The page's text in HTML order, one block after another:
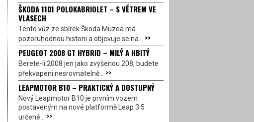
ŠKODA 1101 POLOKABRIOLET – S VĚTREM VE
VLASECH
Tento vůz ze sbírek Škoda Muzea má
pozoruhodnou historii a objevuje se na... >>
PEUGEOT 2008 GT HYBRID – MILÝ A HBITÝ
Berete-li 2008 jen jako zvýšenou 208, budete
překvapeni nesrovnatelně... >>
LEAPMOTOR B10 – PRAKTICKÝ A DOSTUPNÝ
Nový Leapmotor B10 je prvním vozem
postaveným na nové platformě Leap 3.5
určené... >>